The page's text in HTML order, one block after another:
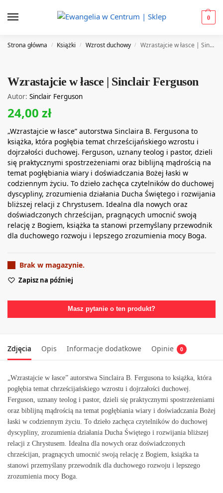
0
Strona główna / Książki / Wzrost duchowy / Wzrastajcie w łasce | Sinclair Ferguson
Wzrastajcie w łasce | Sinclair Ferguson
Autor: Sinclair Ferguson
24,00 zł
„Wzrastajcie w łasce” autorstwa Sinclaira B. Fergusona to
książka, która pogłębia temat chrześcijańskiego wzrostu i
dojrzałości duchowej. Ferguson, uznany teolog i pastor, dzieli
się praktycznymi spostrzeżeniami oraz biblijną mądrością na
temat pogłębiania wiary i doświadczania Bożej łaski w
codziennym życiu. To dzieło zachęca czytelników do duchowej
dyscypliny, zrozumienia działania Ducha Świętego i rozwijania
bliższej relacji z Chrystusem. Idealna dla nowych oraz
doświadczonych chrześcijan, pragnących umocnić swoją
relację z Bogiem, książka ta stanowi przemyślany przewodnik
dla duchowego rozwoju i lepszego zrozumienia mocy Boga.
Brak w magazynie.
Zapisz na później
Masz pytanie o ten produkt?
Zdjęcia Opis Informacje dodatkowe Opinie 0
„Wzrastajcie w łasce” autorstwa Sinclaira B. Fergusona to książka, która
pogłębia temat chrześcijańskiego wzrostu i dojrzałości duchowej.
Ferguson, uznany teolog i pastor, dzieli się praktycznymi spostrzeżeniami
oraz biblijną mądrością na temat pogłębiania wiary i doświadczania Bożej
łaski w codziennym życiu. To dzieło zachęca czytelników do duchowej
dyscypliny, zrozumienia działania Ducha Świętego i rozwijania bliższej
relacji z Chrystusem. Idealna dla nowych oraz doświadczonych
chrześcijan, pragnących umocnić swoją relację z Bogiem, książka ta
stanowi przemyślany przewodnik dla duchowego rozwoju i lepszego
zrozumienia mocy Boga.